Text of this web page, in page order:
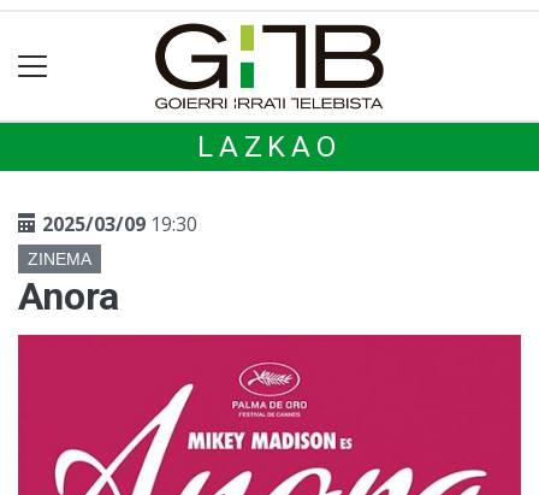
LAZKAO
2025/03/09 19:30
ZINEMA
Anora